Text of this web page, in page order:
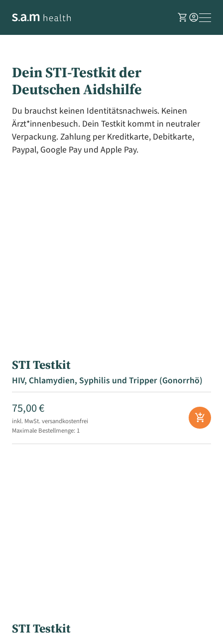
shopping_cartaccount_circle
Dein STI-Testkit der
Deutschen Aidshilfe
Du brauchst keinen Identitätsnachweis. Keinen
Ärzt*innenbesuch. Dein Testkit kommt in neutraler
Verpackung. Zahlung per Kreditkarte, Debitkarte,
Paypal, Google Pay und Apple Pay.
STI Testkit
HIV, Chlamydien, Syphilis und Tripper (Gonorrhö)
75,00 €
inkl. MwSt.versandkostenfrei
Maximale Bestellmenge: 1
add_shopping_cart
STI Testkit